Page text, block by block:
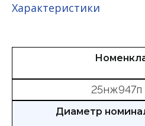
Характеристики
25нж947п
Диаметр